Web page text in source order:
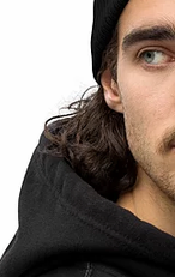
LOOKBOOK
Année 2022 / Nouvel An
France